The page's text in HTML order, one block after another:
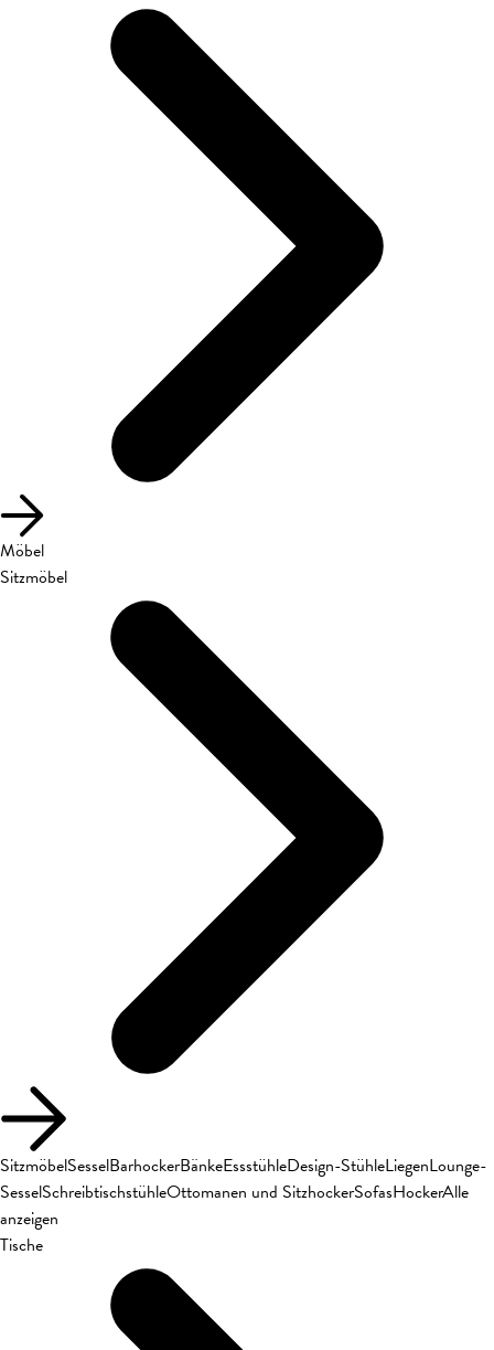
Möbel
Sitzmöbel
SitzmöbelSesselBarhockerBänkeEssstühleDesign-StühleLiegenLounge-
SesselSchreibtischstühleOttomanen und SitzhockerSofasHockerAlle
anzeigen
Tische